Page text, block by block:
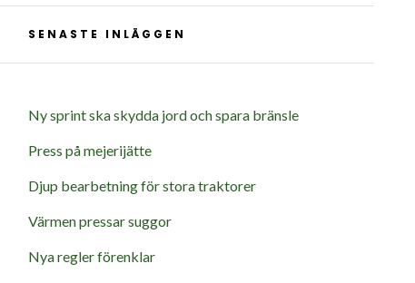
SENASTE INLÄGGEN
Ny sprint ska skydda jord och spara bränsle
Press på mejerijätte
Djup bearbetning för stora traktorer
Värmen pressar suggor
Nya regler förenklar